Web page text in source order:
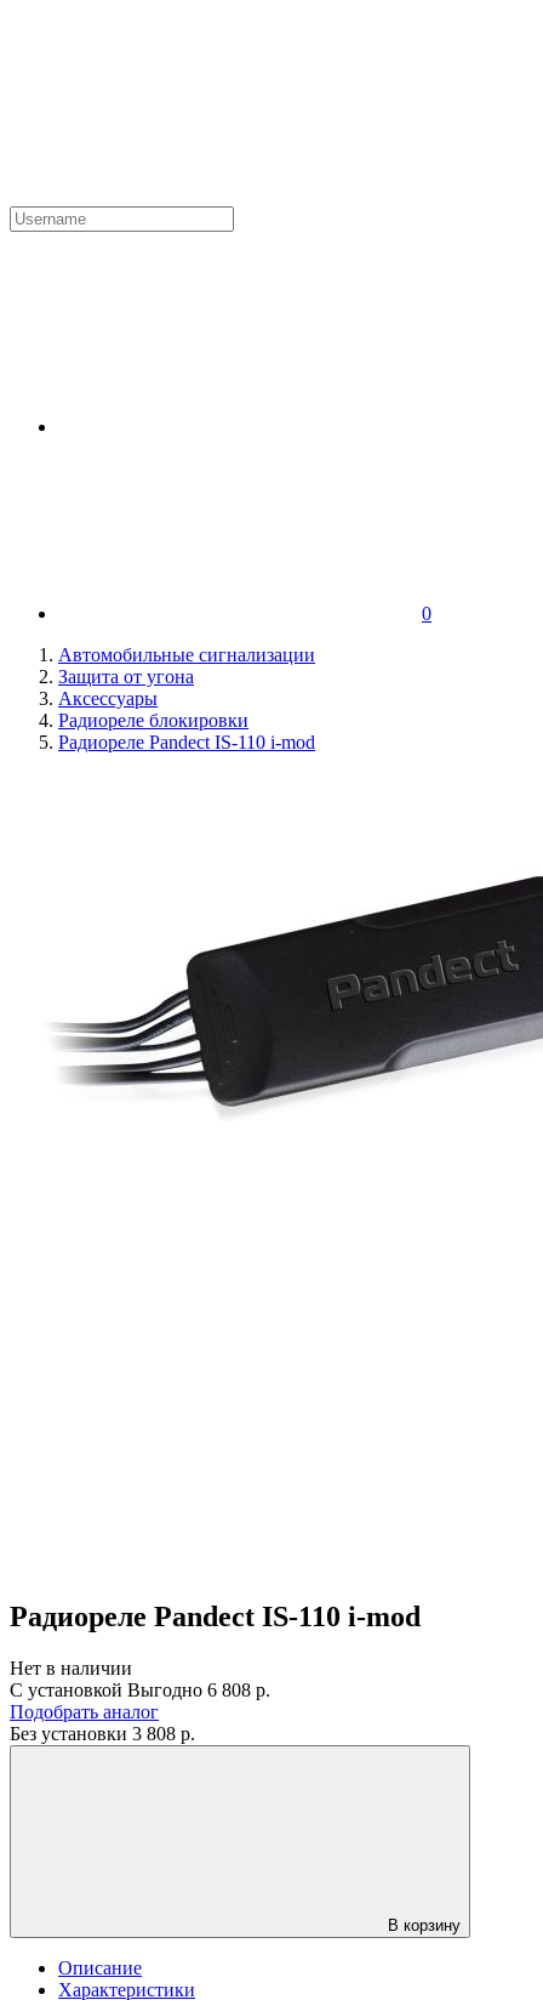
0
Автомобильные сигнализации
Защита от угона
Аксессуары
Радиореле блокировки
Радиореле Pandect IS-110 i-mod
Радиореле Pandect IS-110 i-mod
Нет в наличии
С установкой Выгодно 6 808 р.
Подобрать аналог
Без установки 3 808 р.
В корзину
Описание
Характеристики